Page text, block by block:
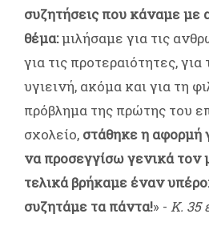
συζητήσεις που κάναμε με
θέμα:μιλήσαμε για τις
για τις προτεραιότητες,
υγιεινή, ακόμα και για τη
πρόβλημα της πρώτης του
σχολείο, στάθηκε η αφορμή
να προσεγγίσω γενικά τον
τελικά βρήκαμε έναν
συζητάμε τα πάντα!» - Κ. 35